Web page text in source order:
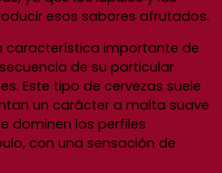
esos sabores afrutados.
característica importante de
de su particular
Este tipo de cervezas suele
un carácter a malta suave
dominen los perfiles
con una sensación de